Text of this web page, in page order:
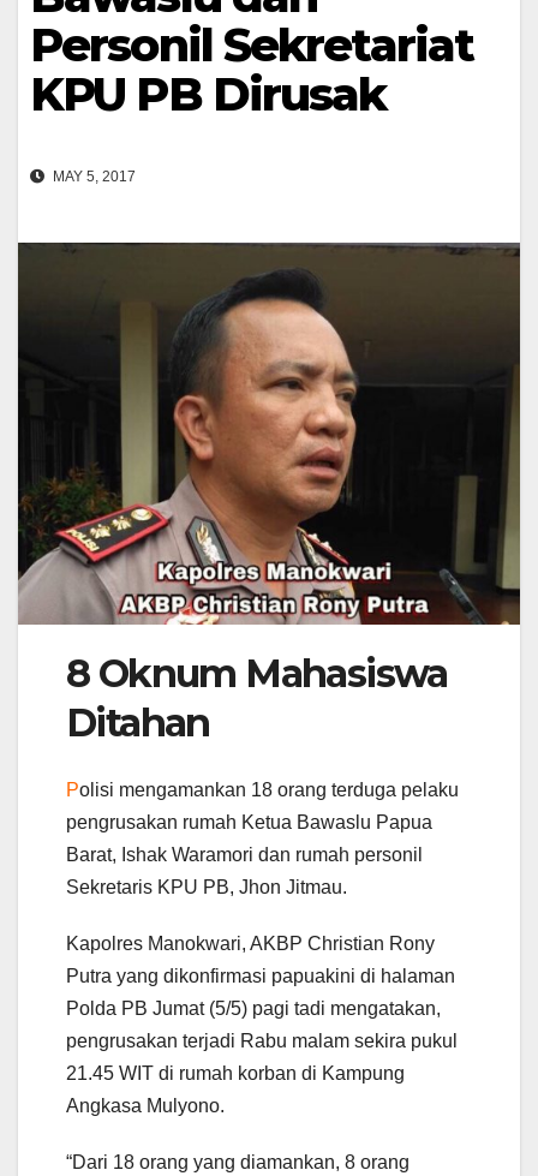
Personil Sekretariat
KPU PB Dirusak
MAY 5, 2017
8 Oknum Mahasiswa
Ditahan
Polisi mengamankan 18 orang terduga pelaku
pengrusakan rumah Ketua Bawaslu Papua
Barat, Ishak Waramori dan rumah personil
Sekretaris KPU PB, Jhon Jitmau.
Kapolres Manokwari, AKBP Christian Rony
Putra yang dikonfirmasi papuakini di halaman
Polda PB Jumat (5/5) pagi tadi mengatakan,
pengrusakan terjadi Rabu malam sekira pukul
21.45 WIT di rumah korban di Kampung
Angkasa Mulyono.
“Dari 18 orang yang diamankan, 8 orang